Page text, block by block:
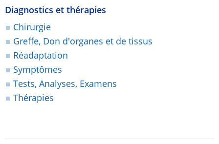
Diagnostics et thérapies
Chirurgie
Greffe, Don d'organes et de tissus
Réadaptation
Symptômes
Tests, Analyses, Examens
Thérapies